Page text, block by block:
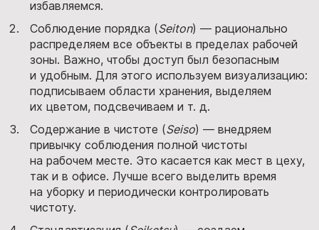
избавляемся.
Соблюдение порядка (Seiton) — рационально
распределяем все объекты в пределах рабочей
зоны. Важно, чтобы доступ был безопасным
и удобным. Для этого используем визуализацию:
подписываем области хранения, выделяем
их цветом, подсвечиваем и т. д.
Содержание в чистоте (Seiso) — внедряем
привычку соблюдения полной чистоты
на рабочем месте. Это касается как мест в цеху,
так и в офисе. Лучше всего выделить время
на уборку и периодически контролировать
чистоту.